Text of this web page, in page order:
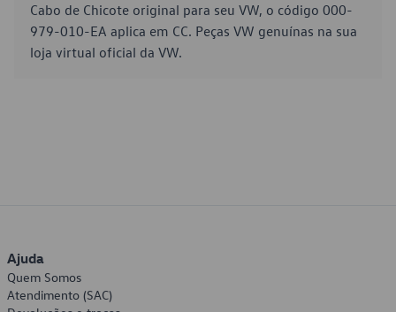
Cabo de Chicote original para seu VW, o código 000-
979-010-EA aplica em CC. Peças VW genuínas na sua
loja virtual oficial da VW.
Ajuda
Quem Somos
Atendimento (SAC)